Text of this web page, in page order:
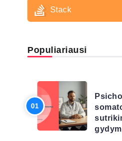
Stack
Populiariausi